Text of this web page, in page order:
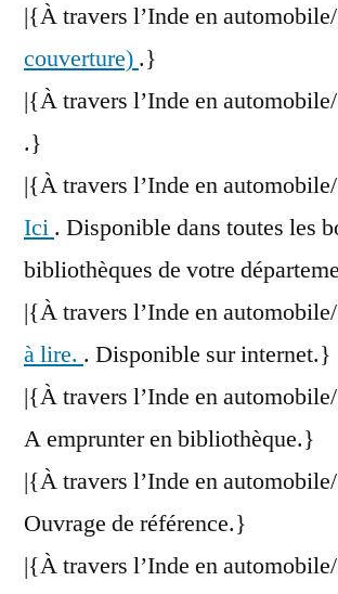
|{À travers l’Inde en
couverture) .}
|{À travers l’Inde en
.}
|{À travers l’Inde en
Ici . Disponible dans toutes les
bibliothèques de votre
|{À travers l’Inde en
à lire. . Disponible sur internet.}
|{À travers l’Inde en
A emprunter en bibliothèque.}
|{À travers l’Inde en
Ouvrage de référence.}
|{À travers l’Inde en